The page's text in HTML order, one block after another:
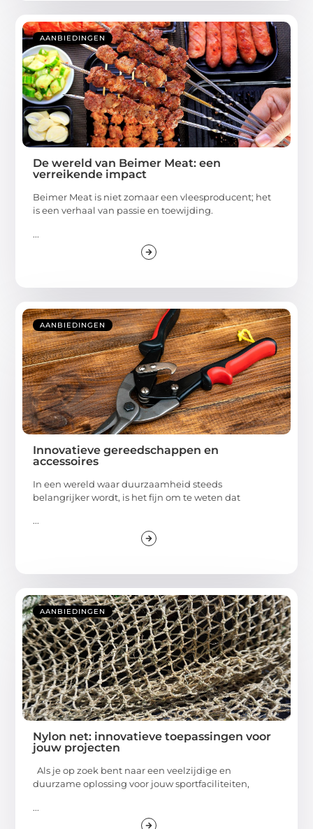
AANBIEDINGEN
De wereld van Beimer Meat: een
verreikende impact
Beimer Meat is niet zomaar een vleesproducent; het
is een verhaal van passie en toewijding.
...
AANBIEDINGEN
Innovatieve gereedschappen en
accessoires
In een wereld waar duurzaamheid steeds
belangrijker wordt, is het fijn om te weten dat
...
AANBIEDINGEN
Nylon net: innovatieve toepassingen voor
jouw projecten
Als je op zoek bent naar een veelzijdige en
duurzame oplossing voor jouw sportfaciliteiten,
...